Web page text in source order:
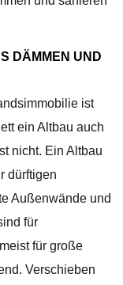
DÄMMEN UND
ist
ein Altbau auch
nicht. Ein Altbau
dürftigen
Außenwände und
für
für große
Verschieben